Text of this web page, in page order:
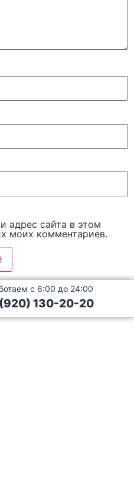
адрес сайта в этом
моих комментариев.
с 6:00 до 24:00
130-20-20